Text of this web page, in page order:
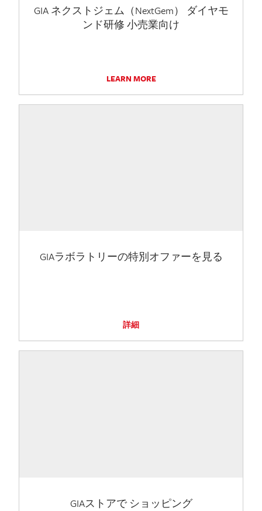
GIA ネクストジェム（NextGem） ダイヤモ
ンド研修 小売業向け
LEARN MORE
GIAラボラトリーの特別オファーを見る
詳細
GIAストアで ショッピング